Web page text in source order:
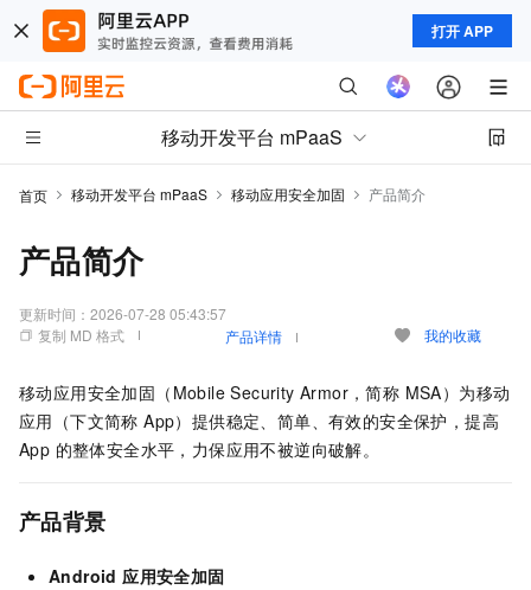
打开 APP
移动开发平台 mPaaS
首页 移动开发平台 mPaaS 移动应用安全加固 产品简介
产品简介
更新时间： 2026-07-28 05:43:57
复制 MD 格式
产品详情 我的收藏
移动应用安全加固（Mobile Security Armor，简称 MSA）为移动
应用（下文简称 App）提供稳定、简单、有效的安全保护，提高
App 的整体安全水平，力保应用不被逆向破解。
产品背景
Android 应用安全加固